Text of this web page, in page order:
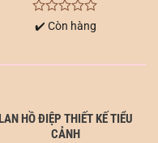
0
5
✔️ Còn hàng
HỒ ĐIỆP THIẾT KẾ TIỂU
CẢNH